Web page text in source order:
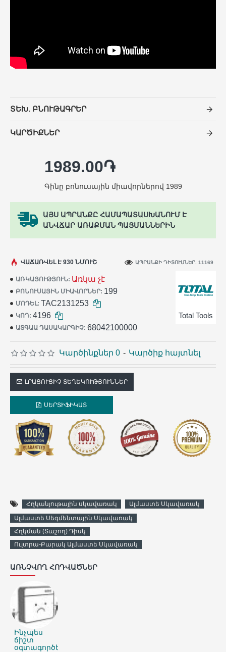
ՏԵԽ. ԲՆՈՒԹԱԳՐԵՐ
ԿԱՐԾԻՔՆԵՐ
ԱՅՍ ԱՊՐԱՆՔԸ ՀԱՄԱՊԱՏԱՍԽԱՆՈՒՄ Է
ԱՆՎՃԱՐ ԱՌԱՔՄԱՆ ՊԱՅՄԱՆՆԵՐԻՆ
ԱՌԿԱՅՈՒԹՅՈՒՆ: Առկա չէ
ԲՈՆՈՒՍԱՅԻՆ ՄԻԱՎՈՐՆԵՐ: 199
ՄՈԴԵԼ: TAC2131253
ԿՈԴ: 4196
ԱՏԳԱԱ ԴԱՍԱԿԱՐԳԻՉ: 68042100000
Total Tools
ՎԱՃԱՌՎԵԼ Է 930 ՆՄՈՒՇ ԱՊՐԱՆՔԻ ԴԻՏՈՒՄՆԵՐ. 11169
Կարծինքներ 0 - Կարծիք հայտնել
1989.00֏
Գինը բոնուսային միավորներով 1989
ԼՐԱՑՈՒՑԻՉ ՏԵՂԵԿՈՒԹՅՈՒՆՆԵՐ
ՍԵՐՏԻՖԻԿԱՏ
Հղկանյութային սկավառակ
Ալմաստե Սկավառակ
Ալմաստե Սեգմենտային Սկավառակ
Հղկման (Տաշող) Դիսկ
Ուլտրա-Բարակ Ալմաստե Սկավառակ
ԱՌՆՉՎՈՂ ՀՈԴՎԱԾՆԵՐ
Ինչպես
ճիշտ
օգտագործել